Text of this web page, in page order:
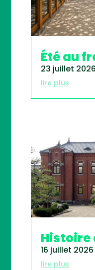
Été au
23 juillet 2026
lire plus
Histoire
16 juillet 2026
lire plus